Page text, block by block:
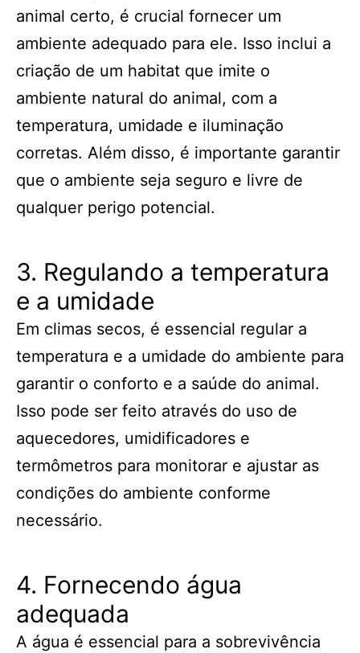
animal certo, é crucial fornecer um
ambiente adequado para ele. Isso inclui a
criação de um habitat que imite o
ambiente natural do animal, com a
temperatura, umidade e iluminação
corretas. Além disso, é importante garantir
que o ambiente seja seguro e livre de
qualquer perigo potencial.
3. Regulando a temperatura
e a umidade
Em climas secos, é essencial regular a
temperatura e a umidade do ambiente para
garantir o conforto e a saúde do animal.
Isso pode ser feito através do uso de
aquecedores, umidificadores e
termômetros para monitorar e ajustar as
condições do ambiente conforme
necessário.
4. Fornecendo água
adequada
A água é essencial para a sobrevivência